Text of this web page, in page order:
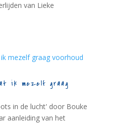
van Lieke
ik mezelf graag
in de lucht' door Bouke
aanleiding van het